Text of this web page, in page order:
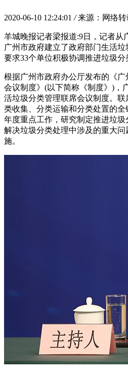
2020-06-10 12:24:01 / 来源：网络转
羊城晚报记者梁报道:9日，记者从
广州市政府建立了政府部门生活垃
要求33个单位积极协调推进垃圾分
根据广州市政府办公厅发布的《
会议制度》(以下简称《制度》)，
活垃圾分类管理联席会议制度。
类收集、分类运输和分类处置的
年度重点工作，研究制定推进垃
解决垃圾分类处理中涉及的重大
施。